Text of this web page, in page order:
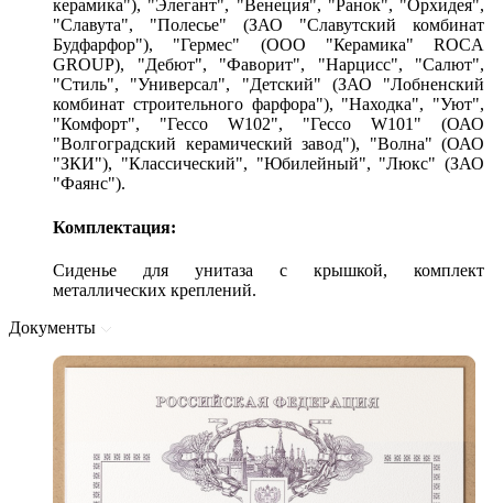
керамика"), "Элегант", "Венеция", "Ранок", "Орхидея",
"Славута", "Полесье" (ЗАО "Славутский комбинат
Будфарфор"), "Гермес" (ООО "Керамика" ROCA
GROUP), "Дебют", "Фаворит", "Нарцисс", "Салют",
"Стиль", "Универсал", "Детский" (ЗАО "Лобненский
комбинат строительного фарфора"), "Находка", "Уют",
"Комфорт", "Гессо W102", "Гессо W101" (ОАО
"Волгоградский керамический завод"), "Волна" (ОАО
"ЗКИ"), "Классический", "Юбилейный", "Люкс" (ЗАО
"Фаянс").
Комплектация:
Сиденье для унитаза с крышкой, комплект
металлических креплений.
Документы